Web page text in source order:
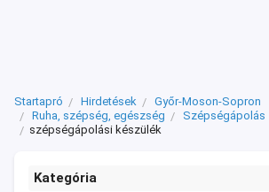
Startapró Hirdetések
Győr-Moson-Sopron
Ruha, szépség, egészség
Szépségápolás
szépségápolási készülék
Kategória